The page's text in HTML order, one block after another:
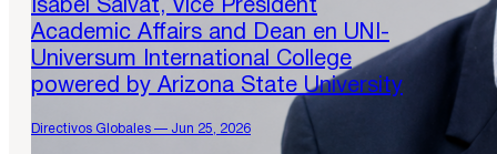
Isabel Salvat, Vice President
Academic Affairs and Dean en UNI-
Universum International College
powered by Arizona State University
Directivos Globales — Jun 25, 2026